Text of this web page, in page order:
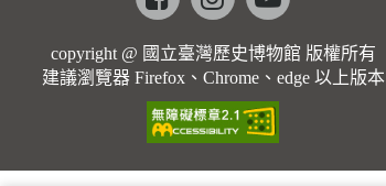
copyright @ 國立臺灣歷史博物館 版權所有
建議瀏覽器 Firefox、Chrome、edge 以上版本